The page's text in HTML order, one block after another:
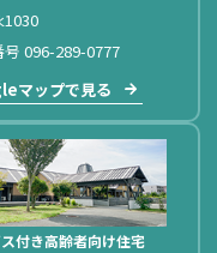
号 096-289-0777
マップで見る
付き高齢者向け住宅